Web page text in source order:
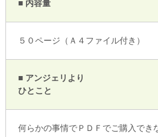
■ 内容量
５０ページ（Ａ４ファイル付き）
■ アンジェリより
ひとこと
何らかの事情でＰＤＦでご購入でき